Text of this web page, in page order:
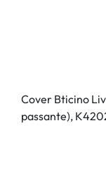
Cover Bticino
passante),